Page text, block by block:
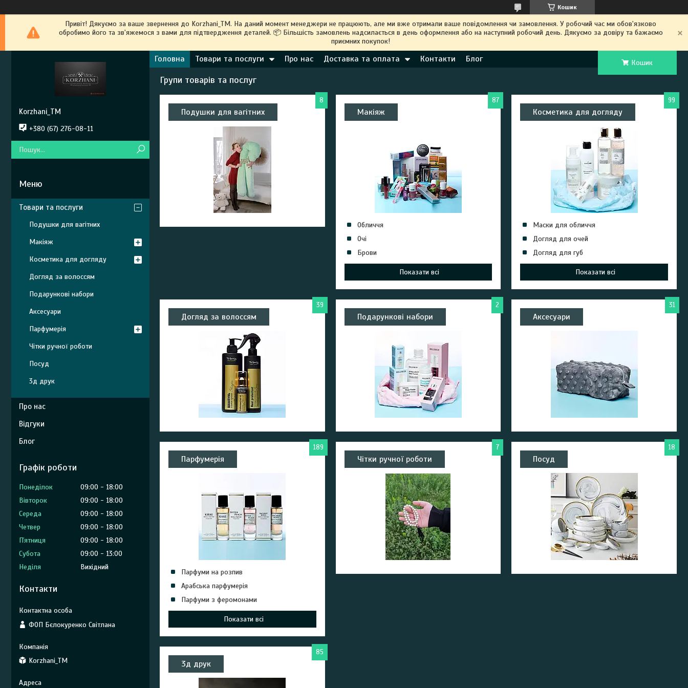
Кошик
Привіт! Дякуємо за ваше звернення до Kоrzhani_TM. На даний момент менеджери не працюють, але ми вже отримали ваше повідомлення чи замовлення. У робочий час ми обов'язково
обробимо його та зв'яжемося з вами для підтвердження деталей. 📦 Більшість замовлень надсилається в день оформлення або на наступний робочий день. Дякуємо за довіру та бажаємо
приємних покупок!
Головна Товари та послуги Про нас Доставка та оплата Контакти Блог Кошик
Групи товарів та послуг
Подушки для вагітних
8
Макіяж
87
Обличчя
Очі
Брови
Показати всі
Косметика для догляду
99
Маски для обличчя
Догляд для очей
Догляд для губ
Показати всі
Догляд за волоссям
39
Подарункові набори
2
Аксесуари
31
Парфумерія
189
Парфуми на розпив
Арабська парфумерія
Парфуми з феромонами
Показати всі
Чітки ручної роботи
7
Посуд
18
3д друк
85
Korzhani_TM
+380 (67) 276-08-11
Товари та послуги
Подушки для вагітних
Макіяж
Косметика для догляду
Догляд за волоссям
Подарункові набори
Аксесуари
Парфумерія
Чітки ручної роботи
Посуд
3д друк
Про нас
Відгуки
Блог
Графік роботи
Понеділок 09:00
18:00
Вівторок
09:00
18:00
Середа
09:00
18:00
Четвер
09:00
18:00
Пʼятниця
09:00
18:00
Субота
09:00
13:00
Неділя
Вихідний
Контакти
ФОП Бєлокуренко Світлана
Korzhani_TM